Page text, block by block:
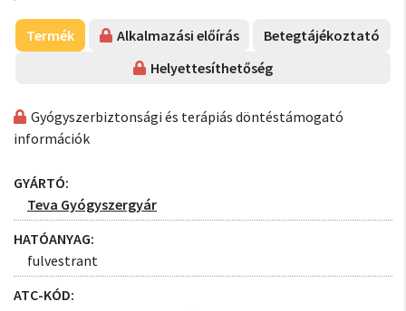
Termék Alkalmazási előírás
Betegtájékoztató
Helyettesíthetőség
Gyógyszerbiztonsági és terápiás döntéstámogató
információk
GYÁRTÓ:
Teva Gyógyszergyár
HATÓANYAG:
fulvestrant
ATC-KÓD: